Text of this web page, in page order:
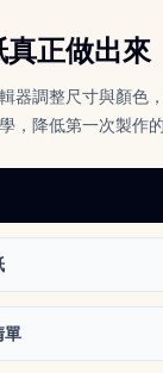
正做出來
器調整尺寸與顏色
，降低第一次製作的
單